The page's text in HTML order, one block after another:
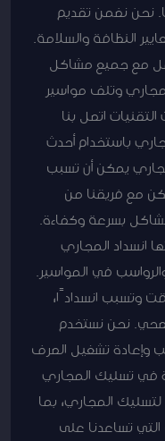
نحن نضمن تقديم
النظافة والسلامة.
مع جميع مشاكل
وتلف مواسير
اتصل بنا
باستخدام أحدث
يمكن أن تسبب
ولكن مع فريقنا من
بسرعة وكفاءة.
انسداد المجاري
في المواسير.
وتسبب انسدادًا،
نحن نستخدم
وإعادة تشغيل الصرف
في تسليك المجاري
المجاري، بما
التي تساعدنا على